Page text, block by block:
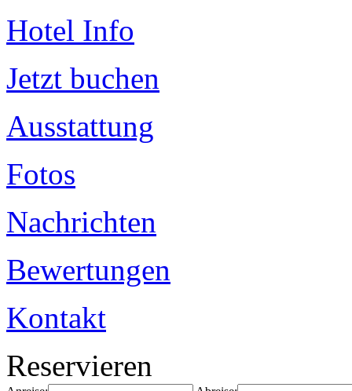
Hotel Info
Jetzt buchen
Ausstattung
Fotos
Nachrichten
Bewertungen
Kontakt
Reservieren